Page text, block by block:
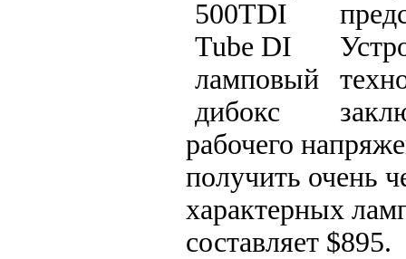
рабочего
получить очень
характерных
составляет $895.